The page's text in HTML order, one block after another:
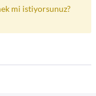
mi istiyorsunuz?